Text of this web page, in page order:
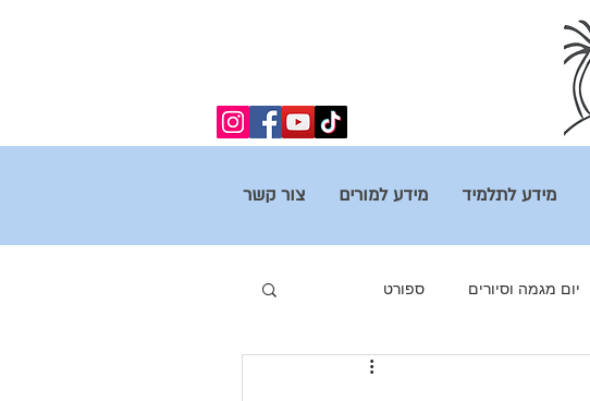
מידע לתלמיד מידע למורים צור קשר
יום מגמה וסיורים ספורט